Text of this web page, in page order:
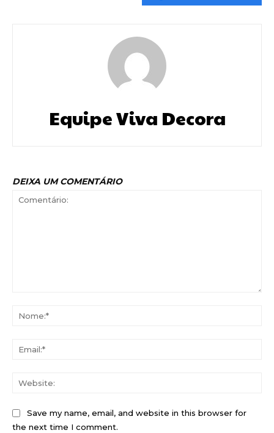
Equipe Viva Decora
DEIXA UM COMENTÁRIO
Save my name, email, and website in this browser for
the next time I comment.